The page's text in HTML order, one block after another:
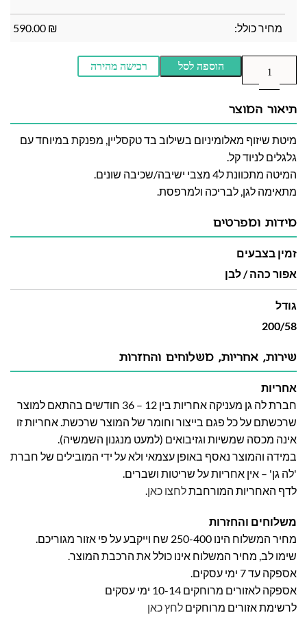
מחיר כולל: ₪
590.00
הוספה לסל רכישה מהירה
תיאור המוצר
מיטת שיזוף מאלומיניום בשילוב בד טקסליין, מפנקת במיוחד עם
גלגלים לניוד קל.
המיטה מתכוונת ל4 מצבי ישיבה/שכיבה שונים.
מתאימה לגן, לבריכה ולמרפסת.
מידות ומפרטים
זמין בצבעים
אפור כהה / לבן
גודל
200/58
שירות, אחריות, משלוחים והחזרות
אחריות
חברת לה גן מעניקה אחריות בין 12 – 36 חודשים בהתאם למוצר
שרכשתם על כל פגם בייצור וחומר של המוצר שרכשת. אחריות זו
אינה מכסה שמשיות וגזיבואים (למעט מנגנון השמשיה).
במידה והמוצר נאסף באופן עצמאי ולא על ידי המובילים של חברת
'לה גן' – אין אחריות על שריטות ושברים.
לדף האחריות המורחבתלחצו כאן.
משלוחים והחזרות
מחיר המשלוח הינו 250-400 שח וייקבע על פי אזור מגוריכם.
שימו לב, מחיר המשלוח אינו כולל את הרכבת המוצר.
אספקה עד 7 ימי עסקים.
אספקה לאזורים מרוחקים 10-14 ימי עסקים
לרשימת אזורים מרוחקים לחץ כאן